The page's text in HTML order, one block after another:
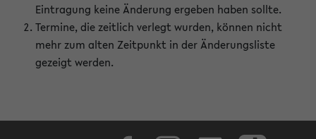
Eintragung keine Änderung ergeben haben sollte.
Termine, die zeitlich verlegt wurden, können nicht
mehr zum alten Zeitpunkt in der Änderungsliste
gezeigt werden.